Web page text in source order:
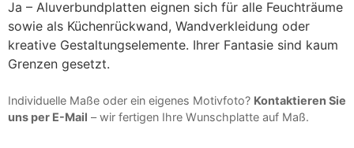
Ja – Aluverbundplatten eignen sich für alle Feuchträume
sowie als Küchenrückwand, Wandverkleidung oder
kreative Gestaltungselemente. Ihrer Fantasie sind kaum
Grenzen gesetzt.
Individuelle Maße oder ein eigenes Motivfoto? Kontaktieren Sie
uns per E-Mail – wir fertigen Ihre Wunschplatte auf Maß.